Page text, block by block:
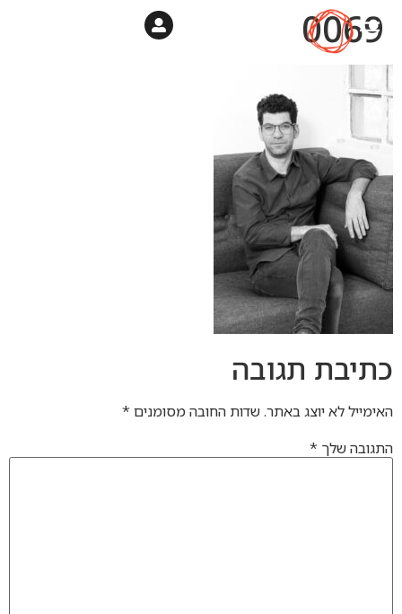
0069
כתיבת תגובה
האימייל לא יוצג באתר.שדות החובה מסומנים *
התגובה שלך *